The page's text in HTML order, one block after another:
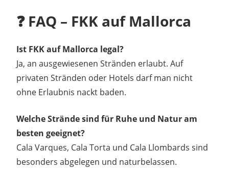
❓ FAQ – FKK auf Mallorca
Ist FKK auf Mallorca legal?
Ja, an ausgewiesenen Stränden erlaubt. Auf
privaten Stränden oder Hotels darf man nicht
ohne Erlaubnis nackt baden.
Welche Strände sind für Ruhe und Natur am
besten geeignet?
Cala Varques, Cala Torta und Cala Llombards sind
besonders abgelegen und naturbelassen.